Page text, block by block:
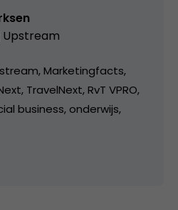
Upstream
Marketingfacts,
TravelNext, RvT VPRO,
business, onderwijs,